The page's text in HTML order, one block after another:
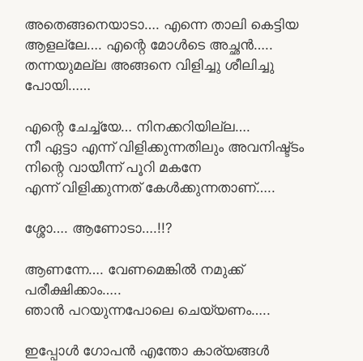
അതെങ്ങനെയാടാ…. എന്നെ താലി കെട്ടിയ
ആളല്ലേ…. എന്റെ മോൾടെ അച്ഛൻ…..
തന്നയുമല്ല അങ്ങനെ വിളിച്ചു ശീലിച്ചു
പോയി……
എന്റെ ചേച്ച്യേ… നിനക്കറിയില്ല….
നീ ഏട്ടാ എന്ന് വിളിക്കുന്നതിലും അവനിഷ്ട്ടം
നിന്റെ വായീന്ന് പൂറി മകനേ
എന്ന് വിളിക്കുന്നത്‌ കേൾക്കുന്നതാണ്…..
ശ്ശോ…. ആണോടാ….!!?
ആണന്നേ…. വേണമെങ്കിൽ നമുക്ക്
പരീക്ഷിക്കാം…..
ഞാൻ പറയുന്നപോലെ ചെയ്യണം…..
ഇപ്പോൾ ഗോപൻ എന്തോ കാര്യങ്ങൾ